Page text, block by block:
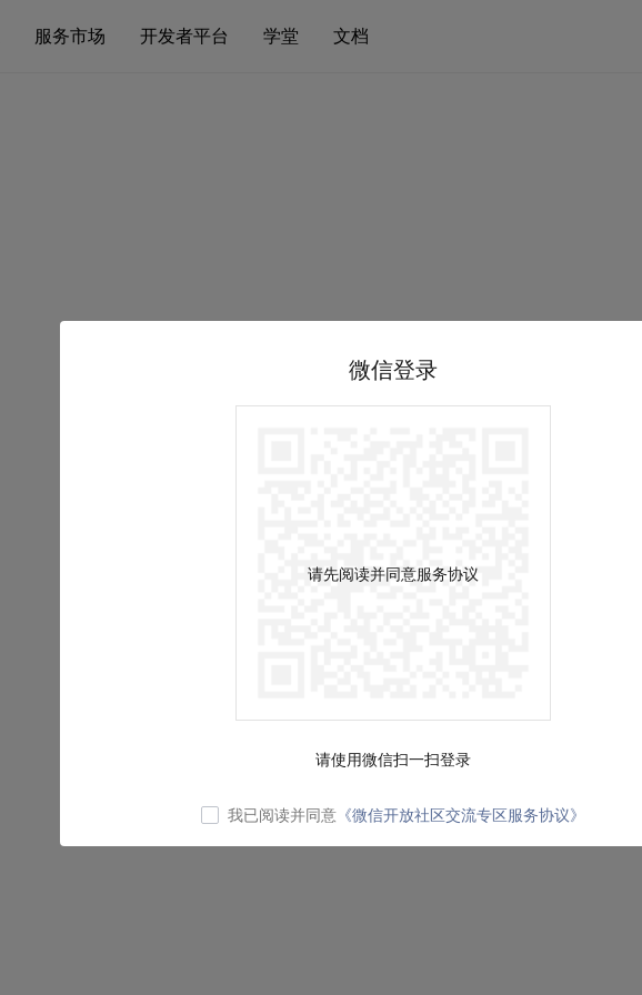
服务市场 开发者平台 学堂 文档
微信登录
请先阅读并同意服务协议
请使用微信扫一扫登录
我已阅读并同意 《微信开放社区交流专区服务协议》